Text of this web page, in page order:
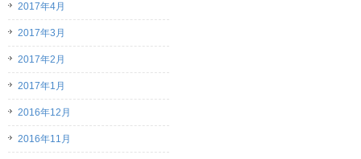
2017年4月
2017年3月
2017年2月
2017年1月
2016年12月
2016年11月